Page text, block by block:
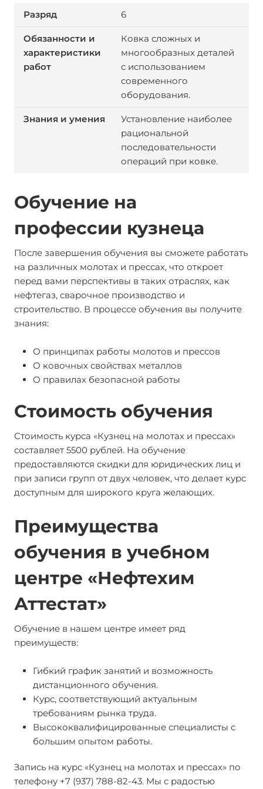
6
Ковка сложных и
многообразных деталей
с использованием
современного
оборудования.
Установление наиболее
рациональной
последовательности
операций при ковке.
Обучение на
профессии кузнеца
После завершения обучения вы сможете работать
на различных молотах и прессах, что откроет
перед вами перспективы в таких отраслях, как
нефтегаз, сварочное производство и
строительство. В процессе обучения вы получите
знания:
О принципах работы молотов и прессов
О ковочных свойствах металлов
О правилах безопасной работы
Стоимость обучения
Стоимость курса «Кузнец на молотах и прессах»
составляет 5500 рублей. На обучение
предоставляются скидки для юридических лиц и
при записи групп от двух человек, что делает курс
доступным для широкого круга желающих.
Преимущества
обучения в учебном
центре «Нефтехим
Аттестат»
Обучение в нашем центре имеет ряд
преимуществ:
Гибкий график занятий и возможность
дистанционного обучения.
Курс, соответствующий актуальным
требованиям рынка труда.
Высококвалифицированные специалисты с
большим опытом работы.
Запись на курс «Кузнец на молотах и прессах» по
телефону +7 (937) 788-82-43. Мы с радостью